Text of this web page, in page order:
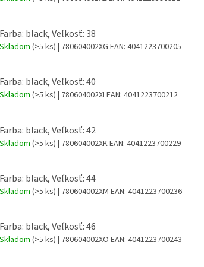
Farba: black, Veľkosť: 38
Skladom (>5 ks) | 780604002XG EAN: 4041223700205
Farba: black, Veľkosť: 40
Skladom (>5 ks) | 780604002XI EAN: 4041223700212
Farba: black, Veľkosť: 42
Skladom (>5 ks) | 780604002XKEAN: 4041223700229
Farba: black, Veľkosť: 44
Skladom (>5 ks) | 780604002XM EAN: 4041223700236
Farba: black, Veľkosť: 46
Skladom (>5 ks) | 780604002XO EAN: 4041223700243